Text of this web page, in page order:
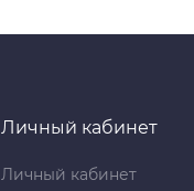
Личный кабинет
Личный кабинет